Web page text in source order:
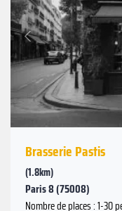
Précédent
Brasserie Pastis
(1.8km)
Paris 8 (75008)
Nombre de places : 1-30